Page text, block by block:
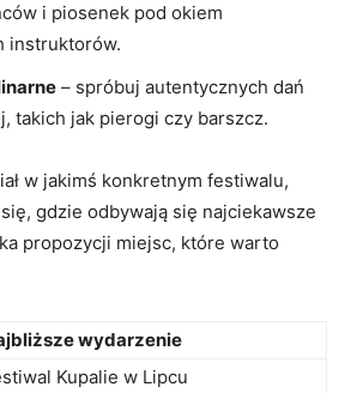
i ‍piosenek ​pod okiem
instruktorów.
⁢– spróbuj autentycznych ⁤dań ​
takich jak ⁢pierogi czy ‍barszcz.
w jakimś⁤ konkretnym festiwalu,
gdzie⁢ odbywają się najciekawsze
propozycji miejsc, ‍które⁤ warto
wydarzenie
Kupalie w Lipcu